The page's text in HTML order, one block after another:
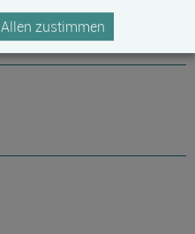
Allen zustimmen